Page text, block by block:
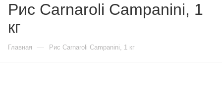
Рис Carnaroli Campanini, 1
кг
Главная — Рис Carnaroli Campanini, 1 кг